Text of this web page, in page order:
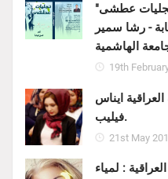
عطشى"
- رشا سمير
الهاشمية
19th
ايناس
فيليب.
21st May
: لمياء